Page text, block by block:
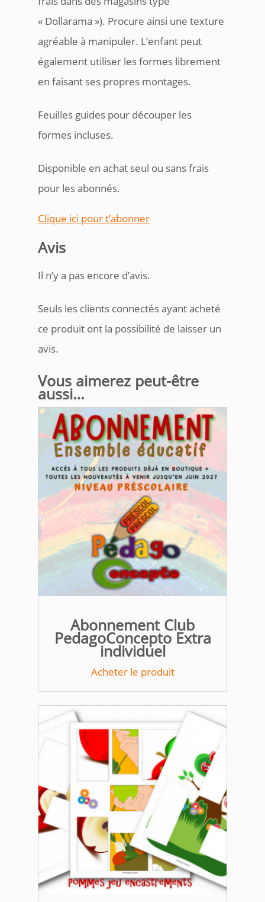
« Dollarama »). Procure ainsi une texture
agréable à manipuler. L’enfant peut
également utiliser les formes librement
en faisant ses propres montages.
Feuilles guides pour découper les
formes incluses.
Disponible en achat seul ou sans frais
pour les abonnés.
Clique ici pour t’abonner
Avis
Il n’y a pas encore d’avis.
Seuls les clients connectés ayant acheté
ce produit ont la possibilité de laisser un
avis.
Vous aimerez peut-être
aussi…
Abonnement Club
PedagoConcepto Extra
individuel
Acheter le produit